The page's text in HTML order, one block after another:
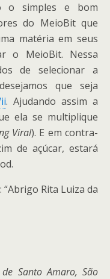
o simples e bom
do MeioBit que
matéria em seus
o MeioBit. Nessa
de selecionar a
que seja
. Ajudando assim a
ela se multiplique
Viral). E em contra-
de açúcar, estará
Rita Luiza da
Santo Amaro, São